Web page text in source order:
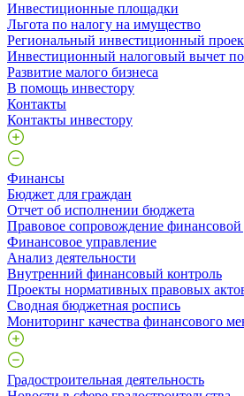
Инвестиционные площадки
Льгота по налогу на имущество
Региональный инвестиционный
Инвестиционный налоговый вычет
Развитие малого бизнеса
В помощь инвестору
Контакты
Контакты инвестору
Финансы
Бюджет для граждан
Отчет об исполнении бюджета
Правовое сопровождение финансовой
Финансовое управление
Анализ деятельности
Внутренний финансовый контроль
Проекты нормативных правовых
Сводная бюджетная роспись
Мониторинг качества финансового
Градостроительная деятельность